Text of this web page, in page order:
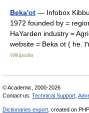
Beka'ot — Infobox
1972 founded by =
HaYarden industry =
Wikipedia
© Academic, 2000-2026
Contact us: Technical Support
Dictionaries export , created on PHP,